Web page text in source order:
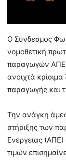
Ο Σύνδεσμος
νομοθετική
παραγωγών ΑΠΕ,
ανοιχτά
παραγωγής και
Την ανάγκη
στήριξης των
Ενέργειας
τιμών